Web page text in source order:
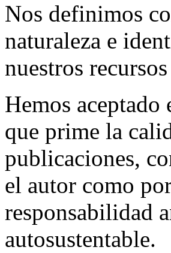
Nos definimos
naturaleza e
nuestros
Hemos
que prime la
publicaciones,
el autor como
responsabilidad
autosustentable.